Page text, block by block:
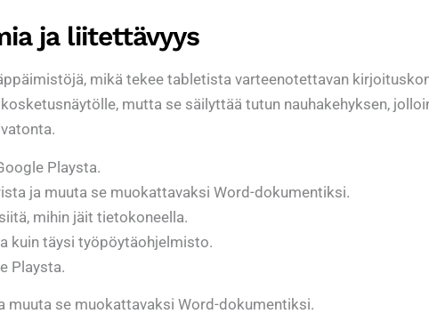
ja liitettävyys
mikä tekee tabletista varteenotettavan
mutta se säilyttää tutun nauhakehyksen,
Playsta.
ja muuta se muokattavaksi Word-dokumentiksi.
mihin jäit tietokoneella.
kuin täysi työpöytäohjelmisto.
Playsta.
muuta se muokattavaksi Word-dokumentiksi.